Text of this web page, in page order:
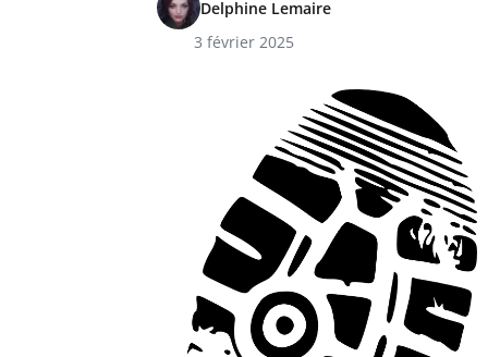
Delphine Lemaire
3 février 2025